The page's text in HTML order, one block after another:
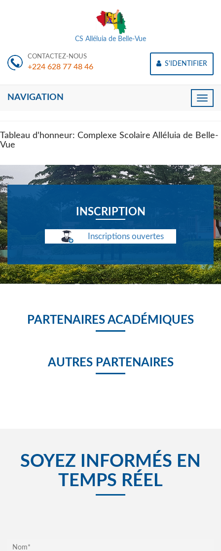
CS Alléluia de Belle-Vue
CONTACTEZ-NOUS
+224 628 77 48 46 S'IDENTIFIER
Toggle
NAVIGATION
Tableau d'honneur: Complexe Scolaire Alléluia de Belle-
Vue
INSCRIPTION
Inscriptions ouvertes
PARTENAIRES ACADÉMIQUES
AUTRES PARTENAIRES
SOYEZ INFORMÉS EN
TEMPS RÉEL